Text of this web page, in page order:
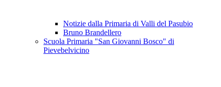
Notizie dalla Primaria di Valli del Pasubio
Bruno Brandellero
Scuola Primaria "San Giovanni Bosco" di
Pievebelvicino